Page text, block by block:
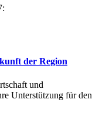
der Region
und
Unterstützung für den